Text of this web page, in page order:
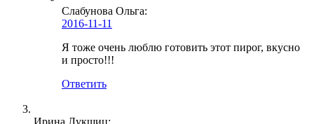
Слабунова Ольга:
2016-11-11
Я тоже очень люблю готовить этот пирог, вкусно
и просто!!!
Ответить